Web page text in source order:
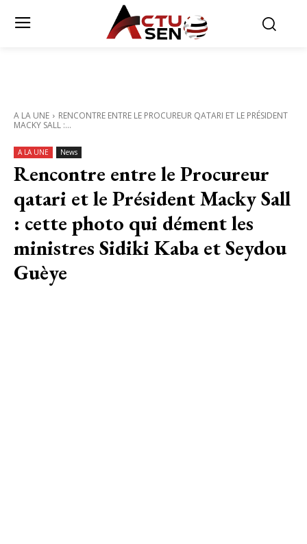
A LA UNE
RENCONTRE ENTRE LE PROCUREUR QATARI ET LE PRÉSIDENT
MACKY SALL :...
A LA UNE News
Rencontre entre le Procureur
qatari et le Président Macky Sall
: cette photo qui dément les
ministres Sidiki Kaba et Seydou
Guèye